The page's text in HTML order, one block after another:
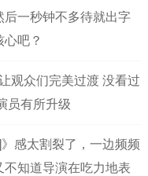
一秒钟不多待就出字
吧？
观众们完美过渡 没看过
员有所升级
感太割裂了，一边频频
知道导演在吃力地表